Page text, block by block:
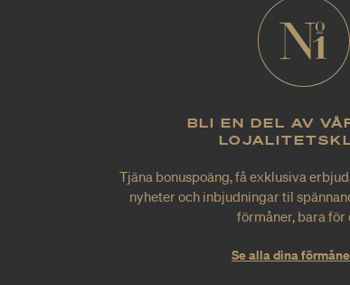
BLI EN DEL AV
Tjäna bonuspoäng, få exklusiva
nyheter och inbjudningar til
förmåner, bara för
Se alla dina